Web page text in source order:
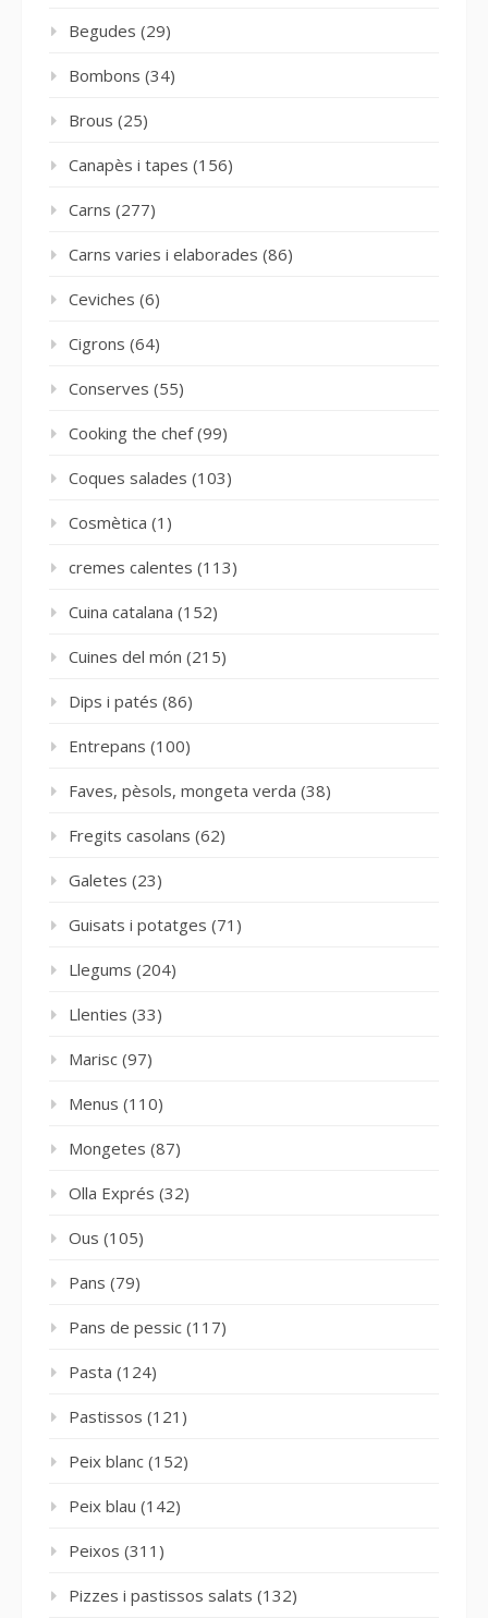
Begudes (29)
Bombons (34)
Brous (25)
Canapès i tapes (156)
Carns (277)
Carns varies i elaborades (86)
Ceviches (6)
Cigrons (64)
Conserves (55)
Cooking the chef(99)
Coques salades (103)
Cosmètica (1)
cremes calentes (113)
Cuina catalana (152)
Cuines del món (215)
Dips i patés (86)
Entrepans (100)
Faves, pèsols, mongeta verda (38)
Fregits casolans (62)
Galetes (23)
Guisats i potatges (71)
Llegums (204)
Llenties (33)
Marisc (97)
Menus (110)
Mongetes (87)
Olla Exprés (32)
Ous (105)
Pans (79)
Pans de pessic (117)
Pasta (124)
Pastissos (121)
Peix blanc (152)
Peix blau (142)
Peixos (311)
Pizzes i pastissos salats (132)